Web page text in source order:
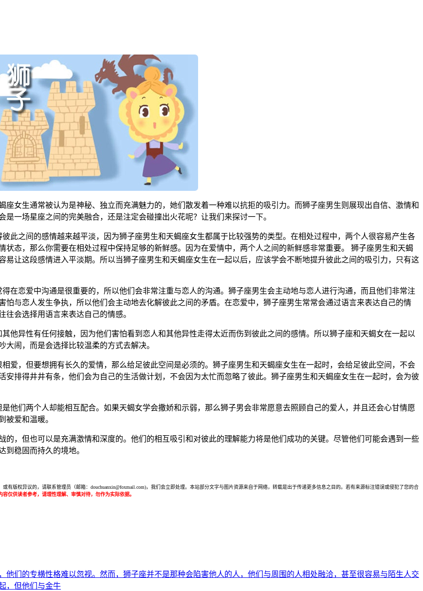
女生通常被认为是神秘、独立而充满魅力的，她们散发着一种难以抗拒的吸引力。而狮子座男生则展现出自信、激情和
一场星座之间的完美融合，还是注定会碰撞出火花呢？让我们来探讨一下。
此之间的感情越来越平淡，因为狮子座男生和天蝎座女生都属于比较强势的类型。在相处过程中，两个人很容易产生各
态，那么你需要在相处过程中保持足够的新鲜感。因为在爱情中，两个人之间的新鲜感非常重要。 狮子座男生和天蝎
让这段感情进入平淡期。所以当狮子座男生和天蝎座女生在一起以后，应该学会不断地提升彼此之间的吸引力，只有这
在恋爱中沟通是很重要的，所以他们会非常注重与恋人的沟通。狮子座男生会主动地与恋人进行沟通，而且他们非常注
与恋人发生争执，所以他们会主动地去化解彼此之间的矛盾。在恋爱中，狮子座男生常常会通过语言来表达自己的情
会选择用语言来表达自己的情感。
他异性有任何接触，因为他们害怕看到恋人和其他异性走得太近而伤到彼此之间的感情。所以狮子座和天蝎女在一起以
闹，而是会选择比较温柔的方式去解决。
爱，但要想拥有长久的爱情，那么给足彼此空间是必须的。狮子座男生和天蝎座女生在一起时，会给足彼此空间，不会
排得井井有条，他们会为自己的生活做计划，不会因为太忙而忽略了彼此。狮子座男生和天蝎座女生在一起时，会为彼
他们两个人却能相互配合。如果天蝎女学会撒娇和示弱，那么狮子男会非常愿意去照顾自己的爱人，并且还会心甘情愿
被爱和温暖。
，但也可以是充满激情和深度的。他们的相互吸引和对彼此的理解能力将是他们成功的关键。尽管他们可能会遇到一些
到稳固而持久的境地。
有版权异议的，请联系管理员（邮箱：douchuanxin@foxmail.com)，我们会立即处理。本站部分文字与图片资源来自于网络，转载是出于传递更多信息之目的。若有来源标注错误或侵犯了您的合
容仅供读者参考，请理性理解、审慎对待，勿作为实际依据。
们的专横性格难以忽视。然而，狮子座并不是那种会陷害他人的人，他们与周围的人相处融洽，甚至很容易与陌生人交
，但他们与金牛